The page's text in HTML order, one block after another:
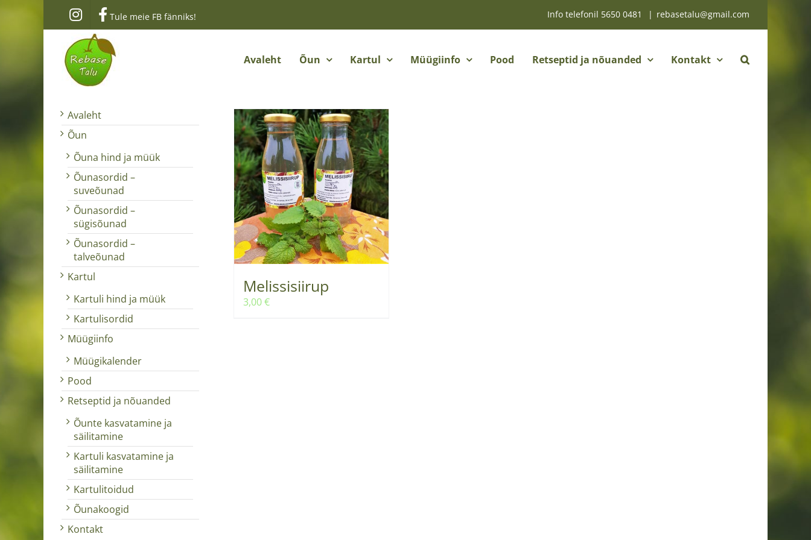
Tule meie FB fänniks! Info telefonil 5650 0481 | rebasetalu@gmail.com
Avaleht Õun Kartul Müügiinfo Pood Retseptid ja nõuanded Kontakt
Melissisiirup
3,00€
Avaleht
Õun
Õuna hind ja müük
Õunasordid –
suveõunad
Õunasordid –
sügisõunad
Õunasordid –
talveõunad
Kartul
Kartuli hind ja müük
Kartulisordid
Müügiinfo
Müügikalender
Pood
Retseptid ja nõuanded
Õunte kasvatamine ja
säilitamine
Kartuli kasvatamine ja
säilitamine
Kartulitoidud
Õunakoogid
Kontakt